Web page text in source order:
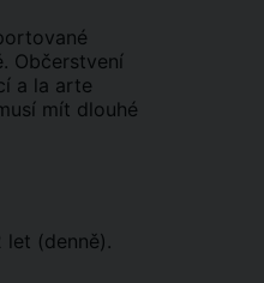
Občerstvení
a la arte
mít dlouhé
(denně).